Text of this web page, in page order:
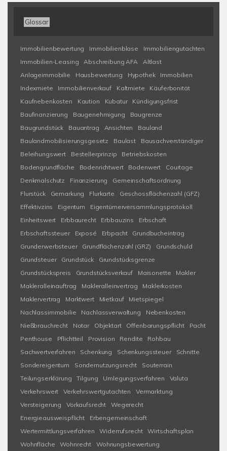
Glossar
Immobilienbewertung Immobilienblase
Immobiliengutachten
Immobilien-Leasing
Abschreibung AFA
Altlast
Anlageimmobilie
Hausbewertung Hypothek
Immobilien
Indexmiete
Immobilienverkauf Kaltmiete
Käuferbonität
Kaufnebenkosten
Kaution Kubatur
Kündigungsfrist
Baufinanzierung
Baugenehmigung
Baugrenze
Baugrundstück
Bauantrag Ansichten
Bauland
Baulandmobilisierungsgesetz
Baulast
Bausachverständiger
Beleihungswert
Bestellerprinzip
Betriebskosten
Bodengrundfläche
Bodenrichtwert Bodenwert
Courtage
Denkmalschutz
Finanzierung
Gemeinschaftsordnung
Flurstück
Gemarkung Flurkarte
Geschossflächenzahl (GFZ)
Effektivzins
Eigentum
Eigentümerversammlungsprotokoll
Einheitswert
Erbbaurecht Erbbauzins
Erbschaft
Erbschaftssteuer
Exposé Erbpacht
Grundbucheintrag
Grunderwerbsteuer
Grundflächenzahl (GRZ)
Grundschuld
Grundsteuer
Grundstück
Grundstücksgrenze
Grundstückspreis
Grundstücksverkauf Maisonette
Makler
Makleralleinauftrag
Makleralleinvertrag
Maklerkosten
Maklervertrag
Marktwert Mietkauf
Mietspiegel
Nachlassimmobilie
Nachlassverwaltung
Nebenkosten
Nießbrauchrecht
Notar Objektart Offenbarungspflicht
Pacht
Penthouse
Pflichtteil Provision Rendite
Rohbau
Sachwertverfahren
Schenkung Schenkungssteuer
Schnitte
Sondereigentum
Sondernutzungsrecht
Souterrain
Teilungserklärung
Tilgung Umlegungsverfahren
Valuta
Verkehrswert
Verkehrswertgutachten
Vermarktung
Versteigerung
Vorkaufsrecht
Wegerecht
Energieausweispflicht
Erbengemeinschaft
Wertermittlungsverfahren
Widerrufsrecht
Wirtschaftsplan
Wohnfläche
Wohnrecht
Wohnungsbewertung